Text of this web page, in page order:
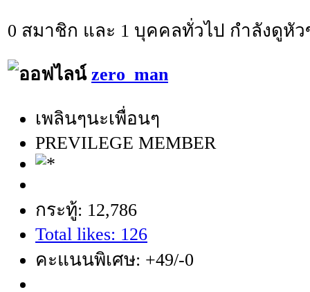
0 สมาชิก และ 1 บุคคลทั่วไป กำลังดูหั
zero_man
เพลินๆนะเพื่อนๆ
PREVILEGE MEMBER
กระทู้: 12,786
Total likes: 126
คะแนนพิเศษ: +49/-0